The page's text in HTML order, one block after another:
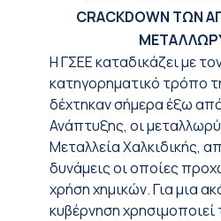
CRACKDOWN ΤΩΝ
Η ΓΣΕΕ καταδικάζει με
κατηγορηματικό τρόπο
δέχτηκαν σήμερα έξω
Ανάπτυξης, οι
Μεταλλεία Χαλκιδικής,
δυνάμεις οι οποίες
χρήση χημικών. Για μια
κυβέρνηση